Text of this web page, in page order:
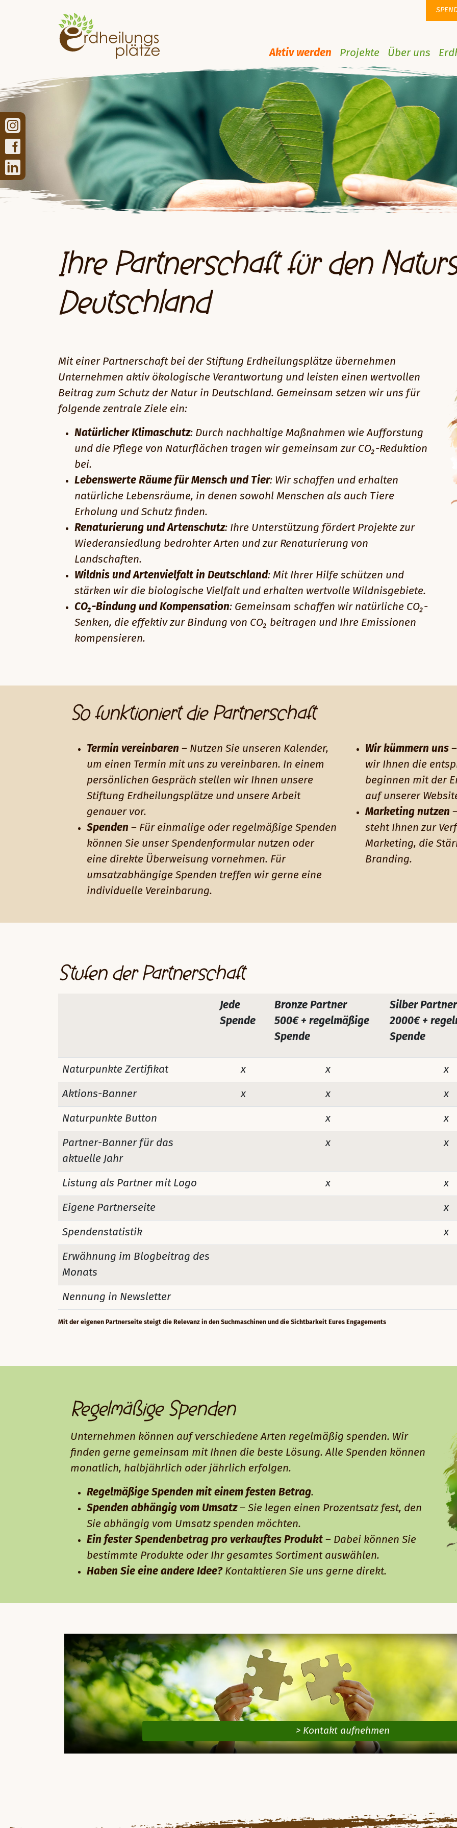
Aktiv werden Projekte Über uns
Ihre Partnerschaft für den
Deutschland
Mit einer Partnerschaft bei der Stiftung Erdheilungsplätze übernehmen
Unternehmen aktiv ökologische Verantwortung und leisten einen wertvollen
Beitrag zum Schutz der Natur in Deutschland. Gemeinsam setzen wir uns für
folgende zentrale Ziele ein:
Natürlicher Klimaschutz: Durch nachhaltige Maßnahmen wie Aufforstung
und die Pflege von Naturflächen tragen wir gemeinsam zur CO₂-Reduktion
bei.
Lebenswerte Räume für Mensch und Tier: Wir schaffen und erhalten
natürliche Lebensräume, in denen sowohl Menschen als auch Tiere
Erholung und Schutz finden.
Renaturierung und Artenschutz: Ihre Unterstützung fördert Projekte zur
Wiederansiedlung bedrohter Arten und zur Renaturierung von
Landschaften.
Wildnis und Artenvielfalt in Deutschland: Mit Ihrer Hilfe schützen und
stärken wir die biologische Vielfalt und erhalten wertvolle Wildnisgebiete.
CO₂-Bindung und Kompensation: Gemeinsam schaffen wir natürliche CO₂-
Senken, die effektiv zur Bindung von CO₂ beitragen und Ihre Emissionen
kompensieren.
So funktioniert die Partnerschaft
Termin vereinbaren – Nutzen Sie unseren Kalender,
um einen Termin mit uns zu vereinbaren. In einem
persönlichen Gespräch stellen wir Ihnen unsere
Stiftung Erdheilungsplätze und unsere Arbeit
genauer vor.
Spenden – Für einmalige oder regelmäßige Spenden
können Sie unser Spendenformular nutzen oder
eine direkte Überweisung vornehmen. Für
umsatzabhängige Spenden treffen wir gerne eine
individuelle Vereinbarung.
Wir kümmern uns
wir Ihnen die
beginnen mit der
auf unserer
Marketing nutzen
steht Ihnen zur
Marketing, die
Branding.
Stufen der Partnerschaft
Jede
Spende
Bronze Partner
500€ + regelmäßige
Spende
Silber Partner
2000€ +
Spende
Naturpunkte Zertifikat x x x
Aktions-Banner x x x
Naturpunkte Button x x
Partner-Banner für das
aktuelle Jahr
x x
Listung als Partner mit Logo x x
Eigene Partnerseite x
Spendenstatistik x
Erwähnung im Blogbeitrag des
Monats
Nennung in Newsletter
Mit der eigenen Partnerseite steigt die Relevanz in den Suchmaschinen und die Sichtbarkeit Eures Engagements
Regelmäßige Spenden
Unternehmen können auf verschiedene Arten regelmäßig spenden. Wir
finden gerne gemeinsam mit Ihnen die beste Lösung. Alle Spenden können
monatlich, halbjährlich oder jährlich erfolgen.
Regelmäßige Spenden mit einem festen Betrag.
Spenden abhängig vom Umsatz– Sie legen einen Prozentsatz fest, den
Sie abhängig vom Umsatz spenden möchten.
Ein fester Spendenbetrag pro verkauftes Produkt – Dabei können Sie
bestimmte Produkte oder Ihr gesamtes Sortiment auswählen.
Haben Sie eine andere Idee?Kontaktieren Sie uns gerne direkt.
> Kontakt aufnehmen